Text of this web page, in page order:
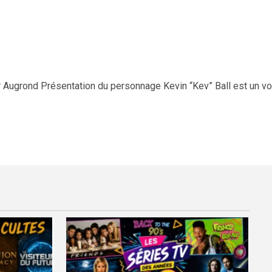
Présentation du personnage Kevin “Kev” Ball est un